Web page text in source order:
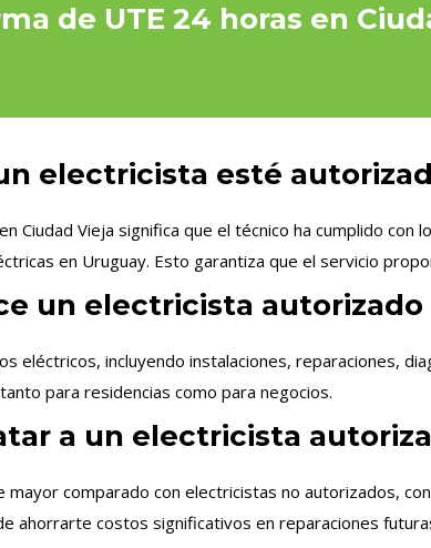
de UTE 24 horas en
electricista esté
Ciudad Vieja significa que el técnico ha cumplido
en Uruguay. Esto garantiza que el servicio
un electricista autorizado
eléctricos, incluyendo instalaciones, reparaciones,
para residencias como para negocios.
a un electricista
comparado con electricistas no autorizados,
ahorrarte costos significativos en reparaciones